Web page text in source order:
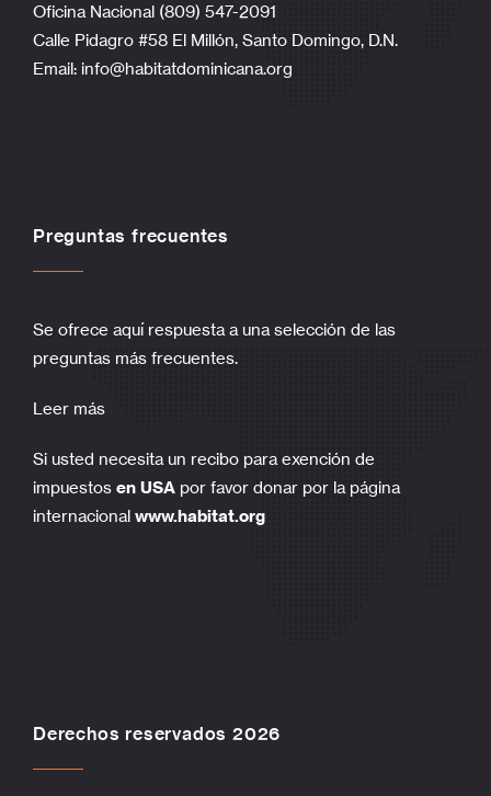
Oficina Nacional (809) 547-2091
Calle Pidagro #58 El Millón, Santo Domingo, D.N.
Email: info@habitatdominicana.org
Preguntas frecuentes
Se ofrece aquí respuesta a una selección de las
preguntas más frecuentes.
Leer más
Si usted necesita un recibo para exención de
impuestos en USA por favor donar por la página
internacional www.habitat.org
Derechos reservados 2026